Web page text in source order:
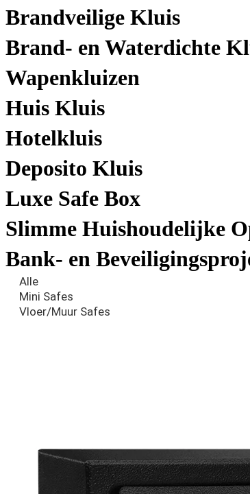
Brandveilige Kluis
Brand- en Waterdichte
Wapenkluizen
Huis Kluis
Hotelkluis
Deposito Kluis
Luxe Safe Box
Slimme Huishoudelijke
Bank- en
Alle
Mini Safes
Vloer/Muur Safes